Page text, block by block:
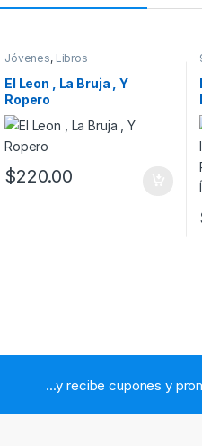
Jóvenes, Libros
El Leon , La Bruja , Y
Ropero
$220.00
...y recibe cupones y